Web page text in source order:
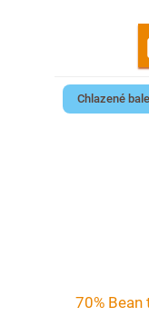
Chlazené
70%